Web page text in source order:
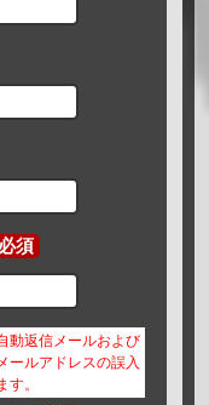
必須
動返信メールおよび
ールアドレスの誤入
。